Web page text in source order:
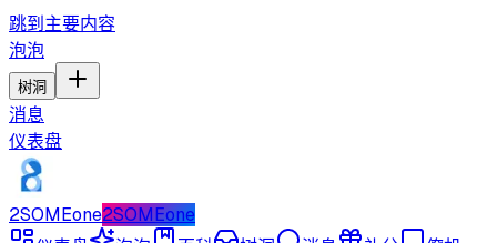
跳到主要内容
泡泡
树洞
消息
仪表盘
2SOMEone2SOMEone